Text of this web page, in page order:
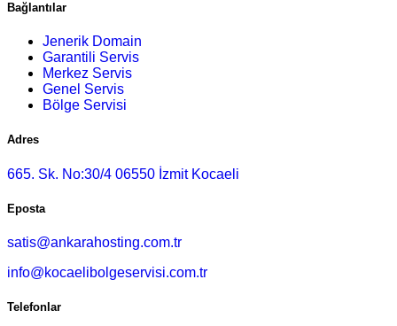
Bağlantılar
Jenerik Domain
Garantili Servis
Merkez Servis
Genel Servis
Bölge Servisi
Adres
665. Sk. No:30/4 06550 İzmit Kocaeli
Eposta
satis@ankarahosting.com.tr
info@kocaelibolgeservisi.com.tr
Telefonlar